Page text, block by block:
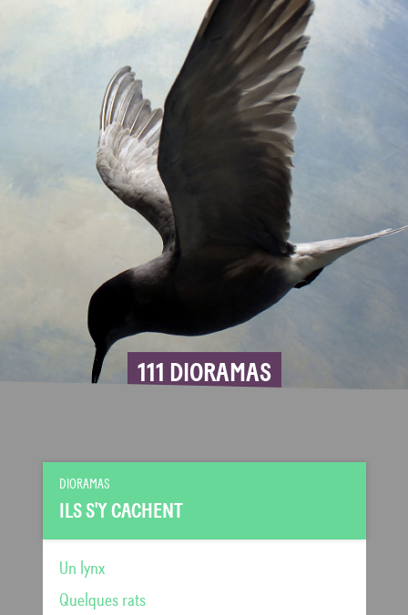
111 DIORAMAS
DIORAMAS
ILS S'Y CACHENT
Un lynx
Quelques rats